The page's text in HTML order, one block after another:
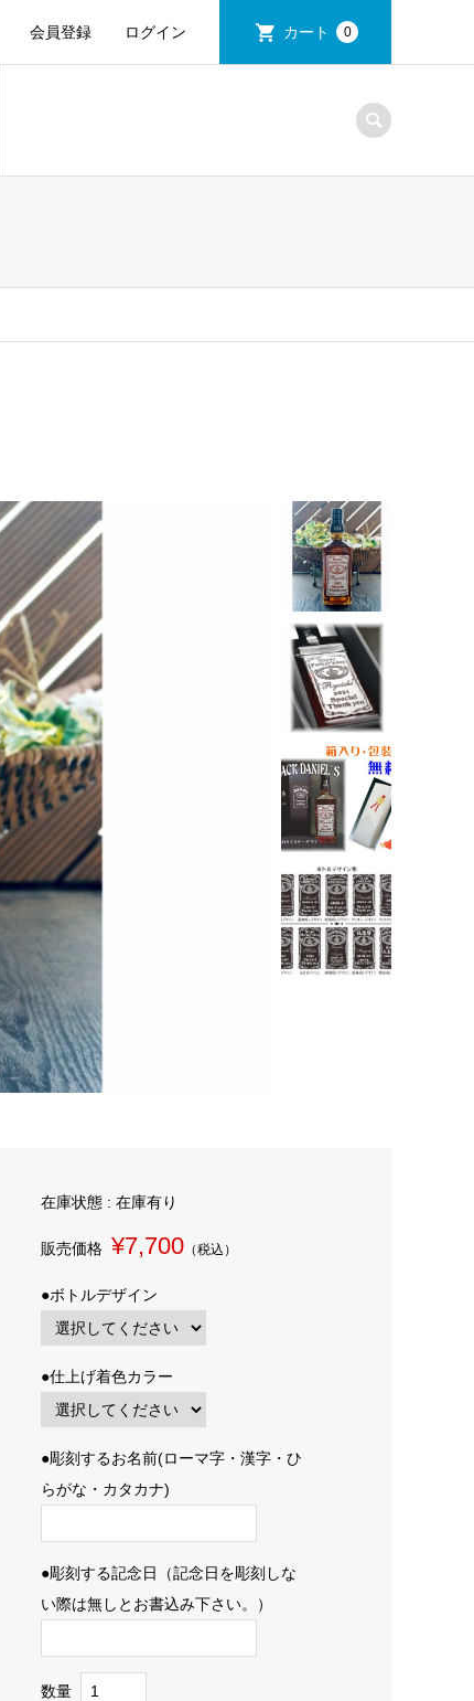
会員登録 ログイン カート 0
在庫状態 : 在庫有り
販売価格 ¥7,700 （税込）
●ボトルデザイン
●仕上げ着色カラー
●彫刻するお名前(ローマ字・漢字・ひ
らがな・カタカナ)
●彫刻する記念日（記念日を彫刻しな
い際は無しとお書込み下さい。）
数量